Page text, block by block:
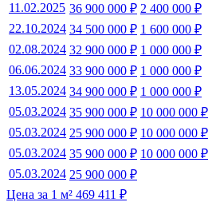
11.02.2025 36 900 000 ₽ 2 400 000 ₽
22.10.2024 34 500 000 ₽ 1 600 000 ₽
02.08.2024 32 900 000 ₽ 1 000 000 ₽
06.06.2024 33 900 000 ₽ 1 000 000 ₽
13.05.2024 34 900 000 ₽ 1 000 000 ₽
05.03.2024 35 900 000 ₽ 10 000 000 ₽
05.03.2024 25 900 000 ₽ 10 000 000 ₽
05.03.2024 35 900 000 ₽ 10 000 000 ₽
05.03.2024 25 900 000 ₽
Цена за 1 м² 469 411 ₽